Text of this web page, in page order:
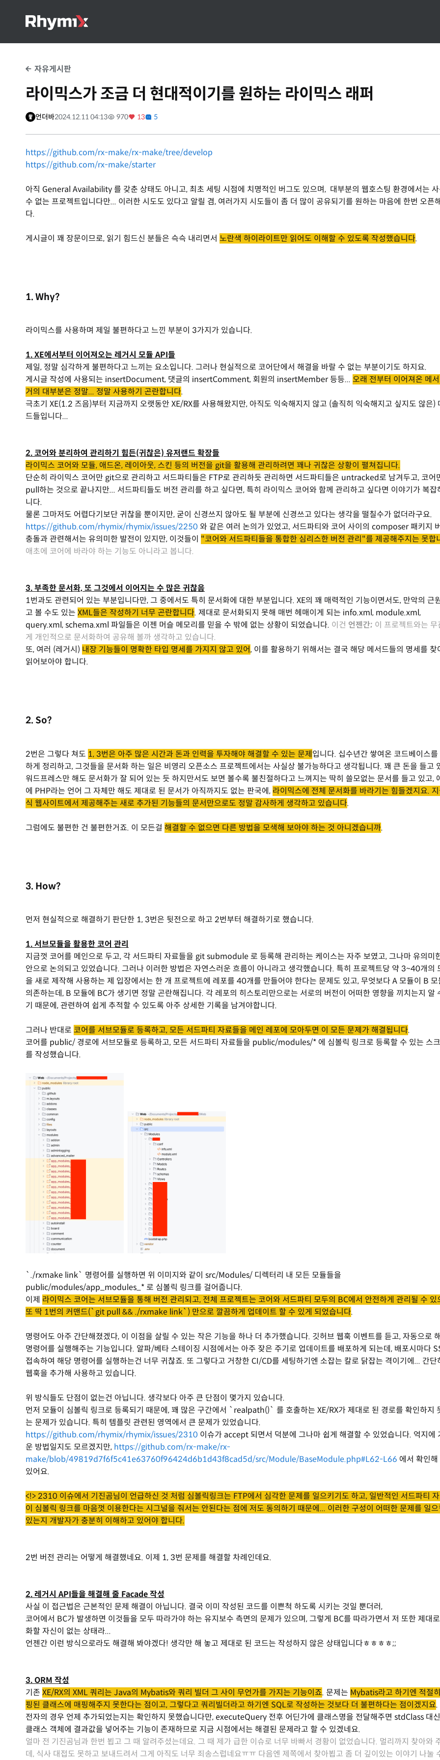
자유게시판
라이믹스가 조금 더 현대적이기를 원하는 라이믹스 래퍼
언더바2024.12.11 04:13 970 13 5
https://github.com/rx-make/rx-make/tree/develop
https://github.com/rx-make/starter
아직 General Availability 를 갖춘 상태도 아니고, 최초 세팅 시점에 치명적인 버그도 있으며, 대부분의 웹호스팅 환경에서는
수 없는 프로젝트입니다만... 이러한 시도도 있다고 알릴 겸, 여러가지 시도들이 좀 더 많이 공유되기를 원하는 마음에 한번 오픈
다.
게시글이 꽤 장문이므로, 읽기 힘드신 분들은 슥슥 내리면서 노란색 하이라이트만 읽어도 이해할 수 있도록 작성했습니다.
1. Why?
라이믹스를 사용하며 제일 불편하다고 느낀 부분이 3가지가 있습니다.
1. XE에서부터 이어져오는 레거시 모듈 API들
제일, 정말 심각하게 불편하다고 느끼는 요소입니다. 그러나 현실적으로 코어단에서 해결을 바랄 수 없는 부분이기도 하지요.
게시글 작성에 사용되는 insertDocument, 댓글의 insertComment, 회원의 insertMember 등등... 오래 전부터 이어져온 메
거의 대부분은 정말... 정말 사용하기 곤란합니다.
극초기 XE(1.2 즈음)부터 지금까지 오랫동안 XE/RX를 사용해왔지만, 아직도 익숙해지지 않고 (솔직히 익숙해지고 싶지도 않은)
드들입니다...
2. 코어와 분리하여 관리하기 힘든(귀찮은) 유저랜드 확장들
라이믹스 코어와 모듈, 애드온, 레이아웃, 스킨 등의 버전을 git을 활용해 관리하려면 꽤나 귀찮은 상황이 펼쳐집니다.
단순히 라이믹스 코어만 git으로 관리하고 서드파티들은 FTP로 관리하듯 관리하면 서드파티들은 untracked로 남겨두고, 코어
pull하는 것으로 끝나지만... 서드파티들도 버전 관리를 하고 싶다면, 특히 라이믹스 코어와 함께 관리하고 싶다면 이야기가 복잡
니다.
물론 그마저도 어렵다기보단 귀찮을 뿐이지만, 굳이 신경쓰지 않아도 될 부분에 신경쓰고 있다는 생각을 떨칠수가 없더라구요.
https://github.com/rhymix/rhymix/issues/2250 와 같은 여러 논의가 있었고, 서드파티와 코어 사이의 composer 패키지
충돌과 관련해서는 유의미한 발전이 있지만, 이것들이 "코어와 서드파티들을 통합한 심리스한 버전 관리"를 제공해주지는 못합
애초에 코어에 바라야 하는 기능도 아니라고 봅니다.
3. 부족한 문서화, 또 그것에서 이어지는 수 많은 귀찮음
1번과도 관련되어 있는 부분입니다만, 그 중에서도 특히 문서화에 대한 부분입니다. XE의 꽤 매력적인 기능이면서도, 만악의 근
고 볼 수도 있는 XML들은 작성하기 너무 곤란합니다. 제대로 문서화되지 못해 매번 헤매이게 되는 info.xml, module.xml,
query.xml, schema.xml 파일들은 이젠 머슬 메모리를 믿을 수 밖에 없는 상황이 되었습니다. 이건 언젠간; 이 프로젝트와는 무
게 개인적으로 문서화하여 공유해 볼까 생각하고 있습니다.
또, 여러 (레거시) 내장 기능들이 명확한 타입 명세를 가지지 않고 있어, 이를 활용하기 위해서는 결국 해당 메서드들의 명세를 찾
읽어보아야 합니다.
2. So?
2번은 그렇다 쳐도 1, 3번은 아주 많은 시간과 돈과 인력을 투자해야 해결할 수 있는 문제 입니다. 십수년간 쌓여온 코드베이스
하게 정리하고, 그것들을 문서화 하는 일은 비영리 오픈소스 프로젝트에서는 사실상 불가능하다고 생각됩니다. 꽤 큰 돈을 들고
워드프레스만 해도 문서화가 잘 되어 있는 듯 하지만서도 보면 볼수록 불친절하다고 느껴지는 딱히 쓸모없는 문서를 들고 있고,
에 PHP라는 언어 그 자체만 해도 제대로 된 문서가 아직까지도 없는 판국에, 라이믹스에 전체 문서화를 바라기는 힘들겠지요.
식 웹사이트에서 제공해주는 새로 추가된 기능들의 문서만으로도 정말 감사하게 생각하고 있습니다.
그럼에도 불편한 건 불편한거죠. 이 모든걸 해결할 수 없으면 다른 방법을 모색해 보아야 하는 것 아니겠습니까.
3. How?
먼저 현실적으로 해결하기 판단한 1, 3번은 뒷전으로 하고 2번부터 해결하기로 했습니다.
1. 서브모듈을 활용한 코어 관리
지금껏 코어를 메인으로 두고, 각 서드파티 자료들을 git submodule 로 등록해 관리하는 케이스는 자주 보였고, 그나마 유의미
안으로 논의되고 있었습니다. 그러나 이러한 방법은 자연스러운 흐름이 아니라고 생각했습니다. 특히 프로젝트당 약 3~40개의
을 새로 제작해 사용하는 제 입장에서는 한 개 프로젝트에 레포를 40개를 만들어야 한다는 문제도 있고, 무엇보다 A 모듈이 B 모
의존하는데, B 모듈에 BC가 생기면 정말 곤란해집니다. 각 레포의 히스토리만으로는 서로의 버전이 어떠한 영향을 끼치는지 알
기 때문에, 관련하여 쉽게 추적할 수 있도록 아주 상세한 기록을 남겨야합니다.
그러나 반대로 코어를 서브모듈로 등록하고, 모든 서드파티 자료들을 메인 레포에 모아두면 이 모든 문제가 해결됩니다.
코어를 public/ 경로에 서브모듈로 등록하고, 모든 서드파티 자료들을 public/modules/* 에 심볼릭 링크로 등록할 수 있는 스
를 작성했습니다.
`./rxmake link` 명령어를 실행하면 위 이미지와 같이 src/Modules/ 디렉터리 내 모든 모듈들을
public/modules/app_modules_* 로 심볼릭 링크를 걸어줍니다.
이제 라이믹스 코어는 서브모듈을 통해 버전 관리되고, 전체 프로젝트는 코어와 서드파티 모두의 BC에서 안전하게 관리될 수 있
또 딱 1번의 커맨드(`git pull && ./rxmake link`) 만으로 깔끔하게 업데이트 할 수 있게 되었습니다.
명령어도 아주 간단해졌겠다, 이 이점을 살릴 수 있는 작은 기능을 하나 더 추가했습니다. 깃허브 웹훅 이벤트를 듣고, 자동으로
명령어를 실행해주는 기능입니다. 알파/베타 스테이징 시점에서는 아주 잦은 주기로 업데이트를 배포하게 되는데, 배포시마다
접속하여 해당 명령어를 실행하는건 너무 귀찮죠. 또 그렇다고 거창한 CI/CD를 세팅하기엔 소잡는 칼로 닭잡는 격이기에... 간단
웹훅을 추가해 사용하고 있습니다.
위 방식들도 단점이 없는건 아닙니다. 생각보다 아주 큰 단점이 몇가지 있습니다.
먼저 모듈이 심볼릭 링크로 등록되기 때문에, 꽤 많은 구간에서 `realpath()` 를 호출하는 XE/RX가 제대로 된 경로를 확인하지
는 문제가 있습니다. 특히 템플릿 관련된 영역에서 큰 문제가 있었습니다.
https://github.com/rhymix/rhymix/issues/2310 이슈가 accept 되면서 덕분에 그나마 쉽게 해결할 수 있었습니다. 억지에
운 방법일지도 모르겠지만, https://github.com/rx-make/rx-
make/blob/49819d7f6f5c41e63760f96424d6b1d43f8cad5d/src/Module/BaseModule.php#L62-L66 에서 확인
있어요.
<!> 2310 이슈에서 기진곰님이 언급하신 것 처럼 심볼릭링크는 FTP에서 심각한 문제를 일으키기도 하고, 일반적인 서드파티
이 심볼릭 링크를 마음껏 이용한다는 시그널을 줘서는 안된다는 점에 저도 동의하기 때문에... 이러한 구성이 어떠한 문제를 일
있는지 개발자가 충분히 이해하고 있어야 합니다.
2번 버전 관리는 어떻게 해결했네요. 이제 1, 3번 문제를 해결할 차례인데요.
2. 레거시 API들을 해결해 줄 Facade 작성
사실 이 접근법은 근본적인 문제 해결이 아닙니다. 결국 이미 작성된 코드를 이쁜척 하도록 시키는 것일 뿐더러,
코어에서 BC가 발생하면 이것들을 모두 따라가야 하는 유지보수 측면의 문제가 있으며, 그렇게 BC를 따라가면서 저 또한 제대
화할 자신이 없는 상태라...
언젠간 이런 방식으로라도 해결해 봐야겠다! 생각만 해 놓고 제대로 된 코드는 작성하지 않은 상태입니다ㅎㅎㅎㅎ;;
3. ORM 작성
기존 XE/RX의 XML 쿼리는 Java의 Mybatis와 쿼리 빌더 그 사이 무언가를 가지는 기능이죠. 문제는 Mybatis라고 하기엔 적절
핑된 클래스에 매핑해주지 못한다는 점이고, 그렇다고 쿼리빌더라고 하기엔 SQL로 작성하는 것보다 더 불편하다는 점이겠지요.
전자의 경우 언제 추가되었는지는 확인하지 못했습니다만, executeQuery 전후 어딘가에 클래스명을 전달해주면 stdClass 대
클래스 객체에 결과값을 넣어주는 기능이 존재하므로 지금 시점에서는 해결된 문제라고 할 수 있겠네요.
얼마 전 기진곰님과 한번 뵙고 그 때 알려주셨는데요. 그 때 제가 급한 이슈로 너무 바빠서 경황이 없었습니다. 멀리까지 찾아와
데, 식사 대접도 못하고 보내드려서 그게 아직도 너무 죄송스럽네요ㅠㅠ 다음엔 제쪽에서 찾아뵙고 좀 더 깊이있는 이야기 나눌